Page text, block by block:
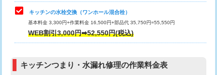
用（追加）/3ｍ超え)
給水管工事※（ライニング鋼管・銅
管・ポリ管・HT管使用/3ｍまで)
44,000円
管・ポリ管・HT管使用/3ｍ超え)
お風呂タンク脱着
その他部品の脱着
キッチンの水栓交換（ワンホール混合栓）
基本料金 3,300円+作業料金 16,500円+部品代 35,750円=55,550円
WEB割引3,000円➡52,550円(税込)
キッチンつまり・水漏れ修理の作業料金表